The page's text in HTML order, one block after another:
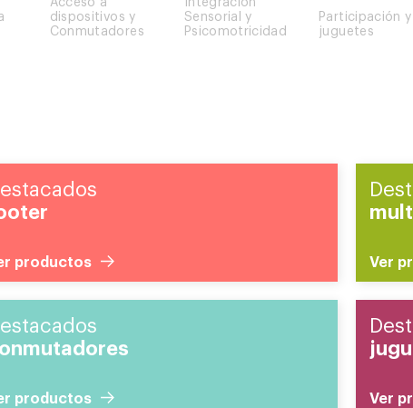
dispositivos y
Conmutadores
Sensorial y
Psicomotricidad
Participación y
juguetes
productos Ver
productos Ver